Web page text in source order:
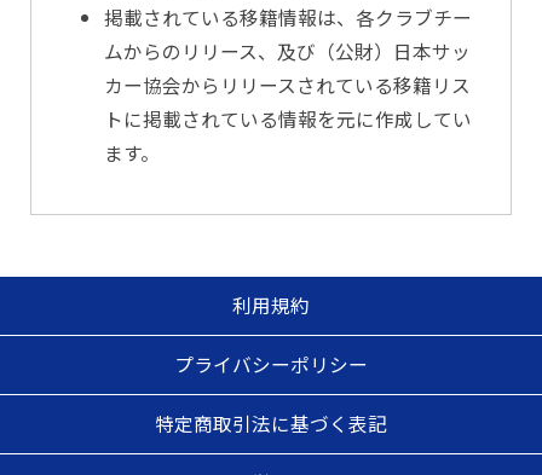
掲載されている移籍情報は、各クラブチー
ムからのリリース、及び（公財）日本サッ
カー協会からリリースされている移籍リス
トに掲載されている情報を元に作成してい
ます。
利用規約
プライバシーポリシー
特定商取引法に基づく表記